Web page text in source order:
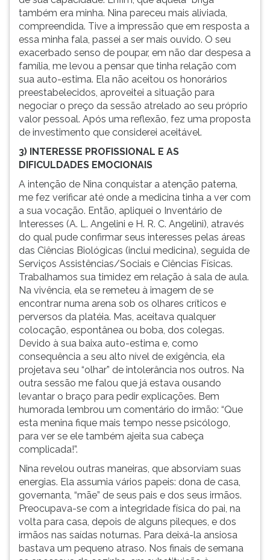
também era minha. Nina pareceu mais aliviada,
compreendida. Tive a impressão que em resposta a
essa minha fala, passei a ser mais ouvido. O seu
exacerbado senso de poupar, em não dar despesa a
família, me levou a pensar que tinha relação com
sua auto-estima. Ela não aceitou os honorários
preestabelecidos, aproveitei a situação para
negociar o preço da sessão atrelado ao seu próprio
valor pessoal. Após uma reflexão, fez uma proposta
de investimento que considerei aceitável.
3) INTERESSE PROFISSIONAL E AS
DIFICULDADES EMOCIONAIS
A intenção de Nina conquistar a atenção paterna,
me fez verificar até onde a medicina tinha a ver com
a sua vocação. Então, apliquei o Inventário de
Interesses (A. L. Angelini e H. R. C. Angelini), através
do qual pude confirmar seus interesses pelas áreas
das Ciências Biológicas (inclui medicina), seguida de
Serviços Assistências/Sociais e Ciências Físicas.
Trabalhamos sua timidez em relação à sala de aula.
Na vivência, ela se remeteu à imagem de se
encontrar numa arena sob os olhares críticos e
perversos da platéia. Mas, aceitava qualquer
colocação, espontânea ou boba, dos colegas.
Devido à sua baixa auto-estima e, como
consequência a seu alto nível de exigência, ela
projetava seu “olhar” de intolerância nos outros. Na
outra sessão me falou que já estava ousando
levantar o braço para pedir explicações. Bem
humorada lembrou um comentário do irmão: “Que
esta menina fique mais tempo nesse psicólogo,
para ver se ele também ajeita sua cabeça
complicada!”.
Nina revelou outras maneiras, que absorviam suas
energias. Ela assumia vários papeis: dona de casa,
governanta, “mãe” de seus pais e dos seus irmãos.
Preocupava-se com a integridade física do pai, na
volta para casa, depois de alguns pileques, e dos
irmãos nas saídas noturnas. Para deixá-la ansiosa
bastava um pequeno atraso. Nos finais de semana